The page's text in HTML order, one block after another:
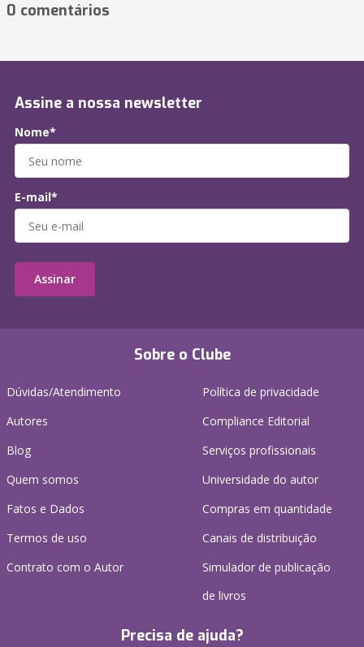
0 comentários
Sobre o Clube
Dúvidas/Atendimento
Autores
Blog
Quem somos
Fatos e Dados
Termos de uso
Contrato com o Autor
Política de privacidade
Compliance Editorial
Serviços profissionais
Universidade do autor
Compras em quantidade
Canais de distribuição
Simulador de publicação
de livros
Precisa de ajuda?
Assine a nossa newsletter
Nome*
E-mail*
Assinar